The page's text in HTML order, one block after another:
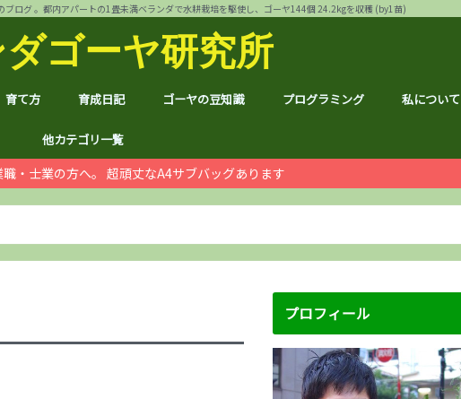
ログ 。都内アパートの1畳未満ベランダで水耕栽培を駆使し、ゴーヤ144個 24.2kgを収穫 (by1苗)
ゴーヤ研究所
育て方
自動給水装置
ハイポニカ水耕栽培とは
ノウハウ
育成日記
ほんわか
日常
月例報告
収支決算
ゴーヤの豆知識 プログラミング 私について
他カテゴリ一覧
ゴジラ
空き家
PC・スマホ
シャープ
ドローン
ブログ運営 月次運営報告
ノウハウ
ブロフェス
ムダ知識 顔ハメ
お宝記事
サカナクション
ハンドメイド
マラソン 上野の森ハーフマラソン
荒川リバーサイドマラソン
久喜マラソン
体幹トレーニング
RX100
子育て
#地域ブログ 地元広島のこと
北区のこと
荒川区のこと
台東区のこと
茨城のこと
京都のこと
グルメ
株式投資・お金 個別銘柄分析
株主総会レポ
株主優待
雑貨屋ブルドッグ
仮想通貨
本多静六
お得な節約情報
ふるさと納税
・士業の方へ。 超頑丈なA4サブバッグあります
プロフィール